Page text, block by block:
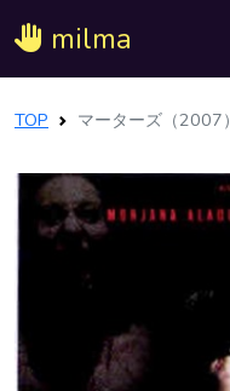
milma
TOP マーターズ（2007）